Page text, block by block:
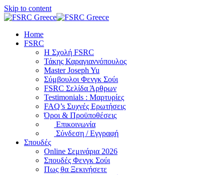
Skip to content
Home
FSRC
Η Σχολή FSRC
Τάκης Καραγιαννόπουλος
Master Joseph Yu
Σύμβουλοι Φενγκ Σούι
FSRC Σελίδα Άρθρων
Testimonials : Μαρτυρίες
FAQ’s Συχνές Ερωτήσεις
Όροι & Προϋποθέσεις
Επικοινωνία
Σύνδεση / Εγγραφή
Σπουδές
Online Σεμινάρια 2026
Σπουδές Φενγκ Σούι
Πως θα Ξεκινήσετε